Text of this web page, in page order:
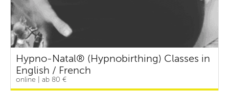
Hypno-Natal® (Hypnobirthing) Classes in
English / French
online | ab 80 €